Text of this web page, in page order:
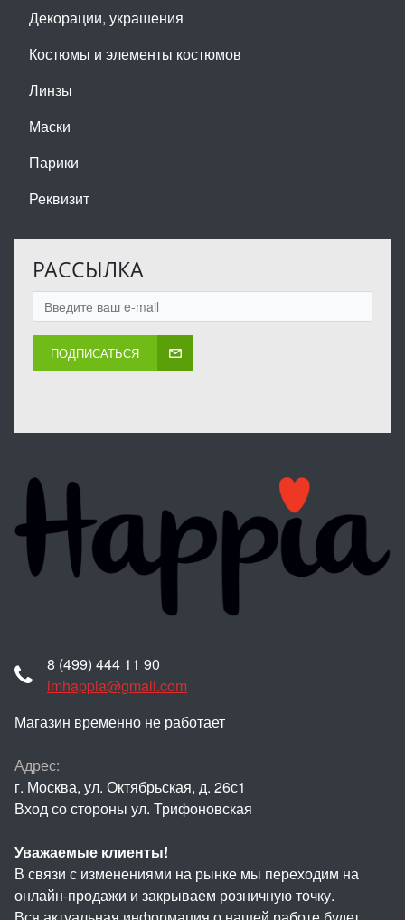
Декорации, украшения
Костюмы и элементы костюмов
Линзы
Маски
Парики
Реквизит
РАССЫЛКА
ПОДПИСАТЬСЯ
8 (499) 444 11 90
imhappia@gmail.com
Магазин временно не работает
Адрес:
г. Москва, ул. Октябрьская, д. 26с1
Вход со стороны ул. Трифоновская
Уважаемые клиенты!
В связи с изменениями на рынке мы переходим на
онлайн-продажи и закрываем розничную точку.